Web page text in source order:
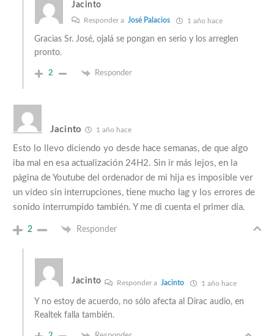
Jacinto
Responder a José Palacios 1 año hace
Gracias Sr. José, ojalá se pongan en serio y los arreglen
pronto.
2 Responder
Jacinto 1 año hace
Esto lo llevo diciendo yo desde hace semanas, de que algo
iba mal en esa actualización 24H2. Sin ir más lejos, en la
página de Youtube del ordenador de mi hija es imposible ver
un vídeo sin interrupciones, tiene mucho lag y los errores de
sonido interrumpido también. Y me di cuenta el primer día.
2 Responder
Jacinto Responder a Jacinto 1 año hace
Y no estoy de acuerdo, no sólo afecta al Dirac audio, en
Realtek falla también.